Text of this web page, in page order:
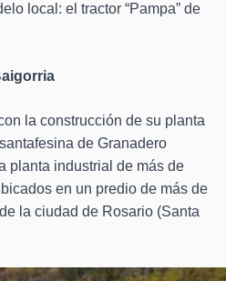
local: el tractor “Pampa” de
la construcción de su planta
de Granadero
planta industrial de más de
en un predio de más de
la ciudad de Rosario (Santa